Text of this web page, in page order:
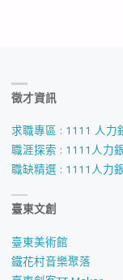
徵才資訊
求職專區 : 1111 人力
職涯探索 : 1111人力
職缺精選 : 1111人力
臺東文創
臺東美術館
鐵花村音樂聚落